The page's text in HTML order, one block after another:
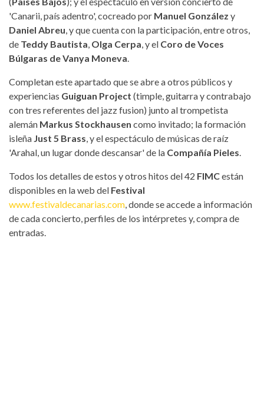
'Canarii, país adentro', cocreado por Manuel González y
Daniel Abreu, y que cuenta con la participación, entre otros,
de Teddy Bautista, Olga Cerpa, y el Coro de Voces
Búlgaras de Vanya Moneva.
Completan este apartado que se abre a otros públicos y
experiencias Guiguan Project (timple, guitarra y contrabajo
con tres referentes del jazz fusion) junto al trompetista
alemán Markus Stockhausen como invitado; la formación
isleña Just 5 Brass, y el espectáculo de músicas de raíz
'Arahal, un lugar donde descansar' de la Compañía Pieles.
Todos los detalles de estos y otros hitos del 42 FIMCestán
disponibles en la web del Festival
www.festivaldecanarias.com, donde se accede a información
de cada concierto, perfiles de los intérpretes y, compra de
entradas.